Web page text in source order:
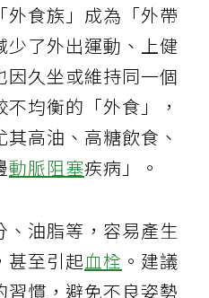
食族」成為「外帶
了外出運動、上健
久坐或維持同一個
均衡的「外食」，
高油、高糖飲食、
動脈阻塞疾病」。
油脂等，容易產生
甚至引起血栓 。建議
慣，避免不良姿勢